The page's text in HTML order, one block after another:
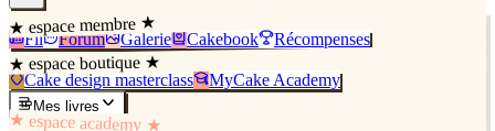
★ espace membre ★
Fil Forum Galerie Cakebook Récompenses
★ espace boutique ★
Cake design masterclass MyCake Academy
Mes livres
★ espace academy ★